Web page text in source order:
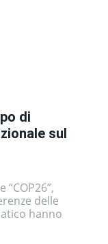
di
sul
delle
hanno